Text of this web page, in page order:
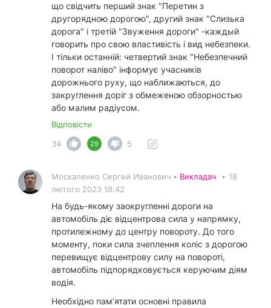
що свідчить перший знак "Перетин з
другорядною дорогою", другий знак "Слизька
дорога" і третій "Звуження дороги" -каждый
говорить про свою властивість і вид небезпеки.
І тільки останній: четвертий знак "Небезпечний
поворот наліво" інформує учасників
дорожнього руху, що наближаються, до
закруглення доріг з обмеженою обзорностью
або малим радіусом.
Відповісти
34
29 5
Москаленко Сергей Иванович • Викладач • 18
лютого 2023 18:42
На будь-якому заокругленні дороги на
автомобіль діє відцентрова сила у напрямку,
протилежному до центру повороту. До того
моменту, поки сила зчеплення коліс з дорогою
перевищує відцентрову силу на повороті,
автомобіль підпорядковується керуючим діям
водія.
Необхідно пам’ятати основні правила